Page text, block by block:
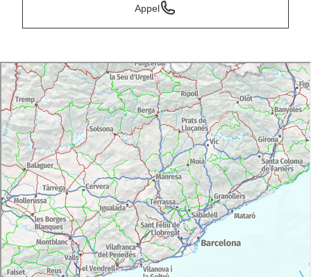
Appel